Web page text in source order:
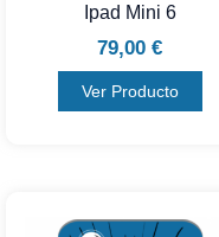
Ipad Mini 6
79,00 €
Ver Producto